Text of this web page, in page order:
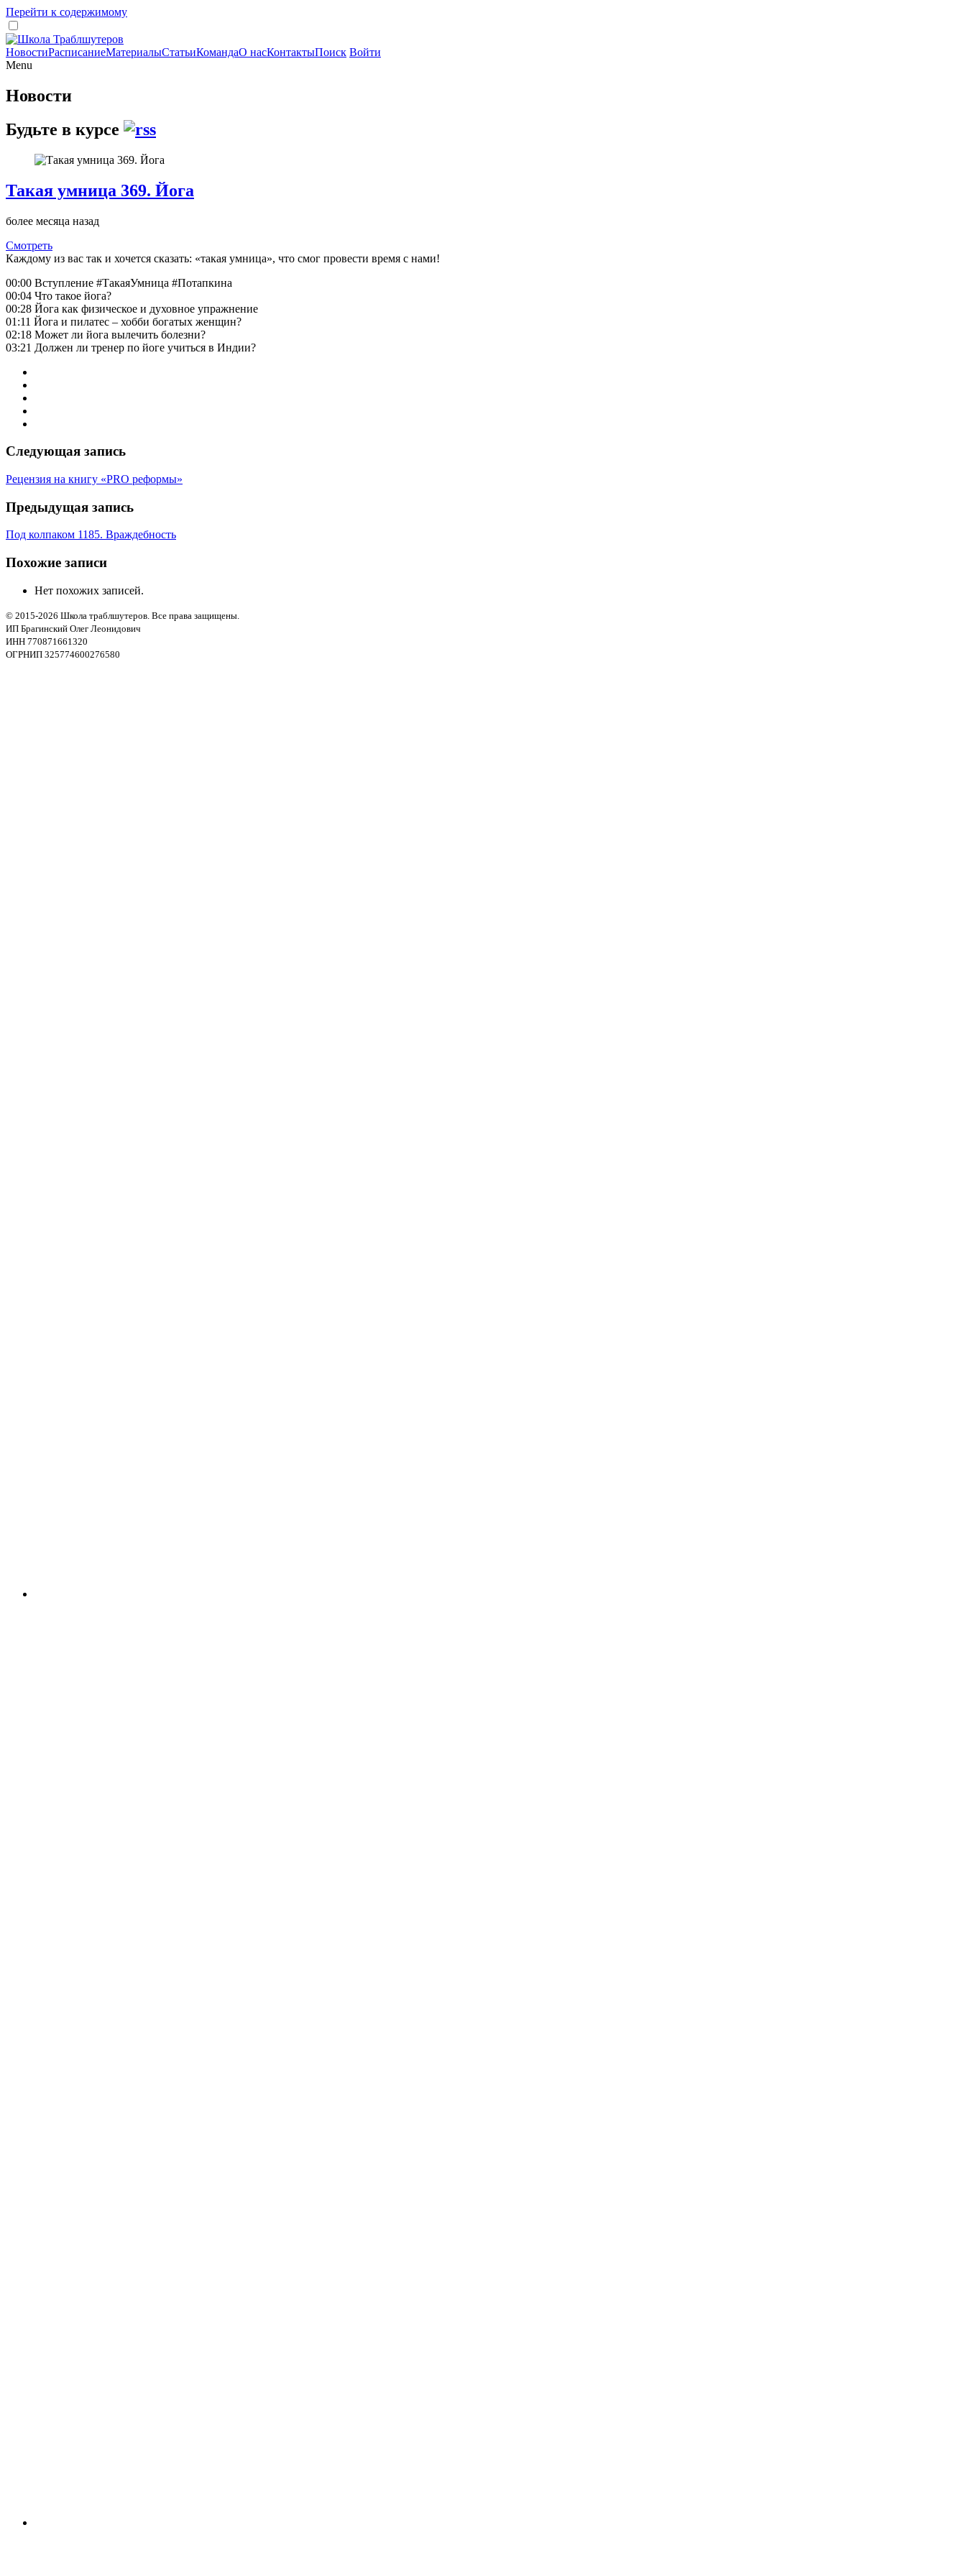
Перейти к содержимому
НовостиРасписаниеМатериалыСтатьиКомандаО насКонтактыПоиск Войти
Menu
Новости
Будьте в курсе
Такая умница 369. Йога
более месяца назад
Смотреть
Каждому из вас так и хочется сказать: «такая умница», что смог провести время с нами!
00:00 Вступление #ТакаяУмница #Потапкина
00:04 Что такое йога?
00:28 Йога как физическое и духовное упражнение
01:11 Йога и пилатес – хобби богатых женщин?
02:18 Может ли йога вылечить болезни?
03:21 Должен ли тренер по йоге учиться в Индии?
Следующая запись
Рецензия на книгу «PRO реформы»
Предыдущая запись
Под колпаком 1185. Враждебность
Похожие записи
Нет похожих записей.
© 2015-2026 Школа траблшутеров. Все права защищены.
ИП Брагинский Олег Леонидович
ИНН 770871661320
ОГРНИП 325774600276580